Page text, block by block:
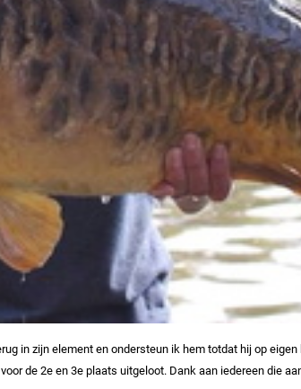
in zijn element en ondersteun ik hem totdat hij op
de 2e en 3e plaats uitgeloot. Dank aan iedereen die